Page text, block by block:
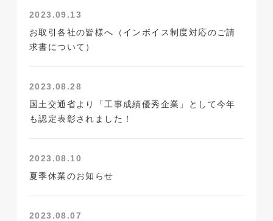
2023.09.13
お取引各社の皆様へ（インボイス制度対応のご請
求書について）
2023.08.28
国土交通省より「工事成績優秀企業」として今年
も認定表彰されました！
2023.08.10
夏季休業のお知らせ
2023.08.07